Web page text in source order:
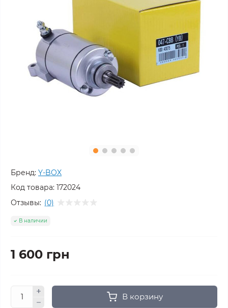
Бренд: Y-BOX
Код товара: 172024
Отзывы: (0)
В наличии
1 600 грн
В корзину